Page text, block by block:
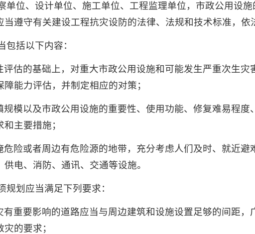
单位、设计单位、施工单位、工程监理单位，市政公用设
遵守有关建设工程抗灾设防的法律、法规和技术标准，依
括以下内容：
评估的基础上，对重大市政公用设施和可能发生严重次生
能力评估，并制定相应的对策；
规模以及市政公用设施的重要性、使用功能、修复难易程
主要措施；
危险或者周边有危险源的地带，充分考虑人们及时、就近
电、消防、通讯、交通等设施。
划应当满足下列要求：
有重要影响的道路应当与周边建筑和设施设置足够的间距
的要求；